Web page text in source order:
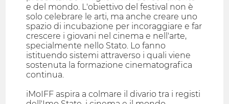
e del mondo. L'obiettivo del festival non è
solo celebrare le arti, ma anche creare uno
spazio di incubazione per incoraggiare e far
crescere i giovani nel cinema e nell'arte,
specialmente nello Stato. Lo fanno
istituendo sistemi attraverso i quali viene
sostenuta la formazione cinematografica
continua.
iMoIFF aspira a colmare il divario tra i registi